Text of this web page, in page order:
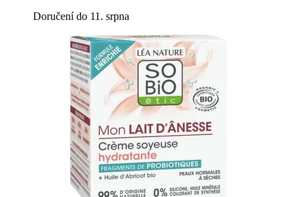
Doručení do 11. srpna